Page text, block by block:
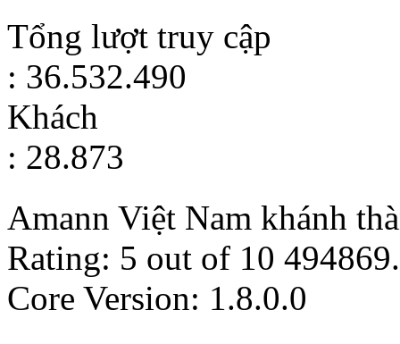
Tổng lượt truy cập
: 36.532.490
Khách
: 28.873
Amann Việt Nam khánh
Rating: 5 out of 10 494869.
Core Version: 1.8.0.0